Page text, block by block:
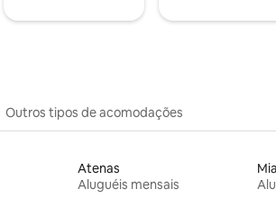
Outros tipos de acomodações
Atenas
Aluguéis mensais